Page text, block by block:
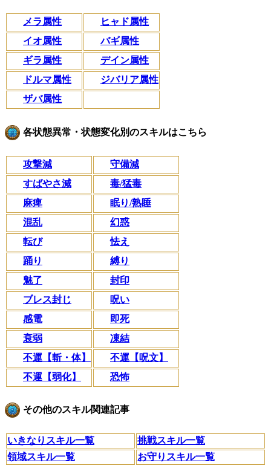
メラ属性
ヒャド属性
イオ属性
バギ属性
ギラ属性
デイン属性
ドルマ属性
ジバリア属性
ザバ属性
各状態異常・状態変化別のスキルはこちら
攻撃減
守備減
すばやさ減
毒/猛毒
麻痺
眠り/熟睡
混乱
幻惑
転び
怯え
踊り
縛り
魅了
封印
ブレス封じ
呪い
感電
即死
衰弱
凍結
不運【斬・体】
不運【呪文】
不運【弱化】
恐怖
その他のスキル関連記事
いきなりスキル一覧
挑戦スキル一覧
領域スキル一覧
お守りスキル一覧